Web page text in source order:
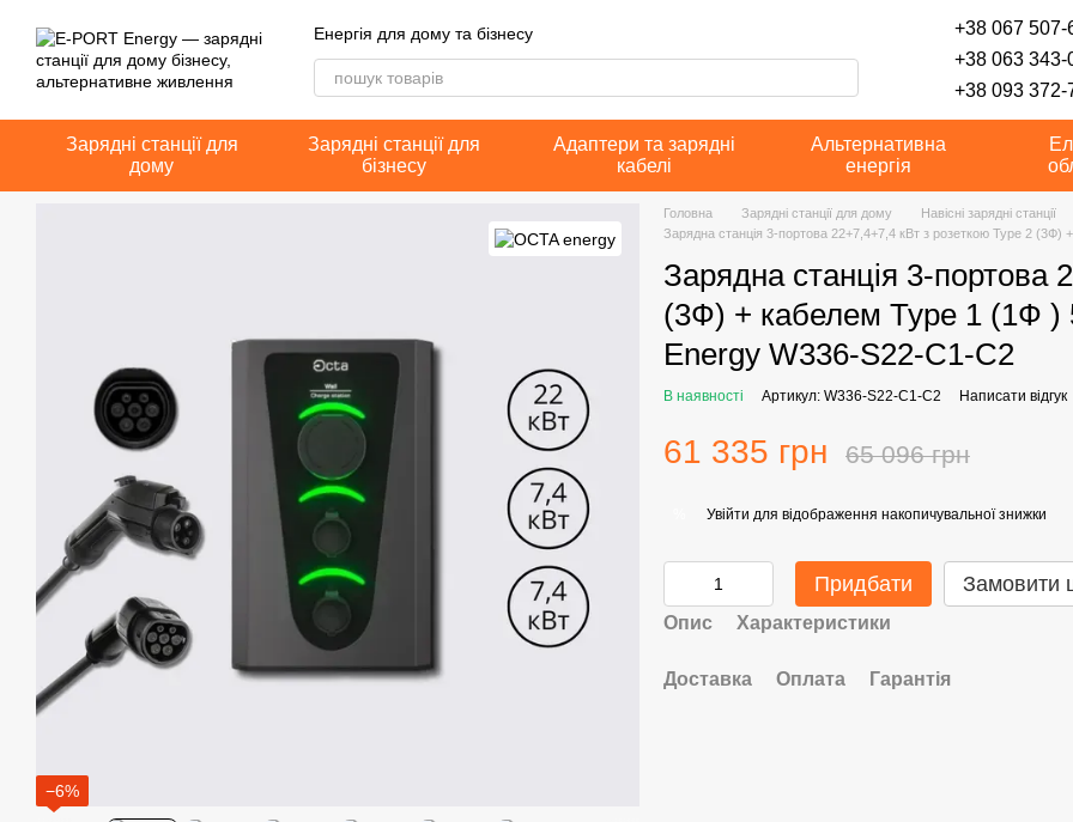
Енергія для дому та бізнесу
+38 067 507-
+38 063 343-
+38 093 372-
Зарядні станції для
дому
Зарядні станції для
бізнесу
Адаптери та зарядні
кабелі
Альтернативна
енергія
−6%
Головна Зарядні станції для дому Навісні зарядні станції
Зарядна станція 3-портова 22+7,4+7,4 кВт з розеткою Type 2
Зарядна станція 3-портова
(3Ф) + кабелем Type 1 (1Ф
Energy W336-S22-C1-C2
В наявності Артикул: W336-S22-C1-C2 Написати відгук
61 335 грн 65 096 грн
Увійти для відображення накопичувальної знижки
Придбати Замовити
Опис Характеристики
Доставка Оплата Гарантія